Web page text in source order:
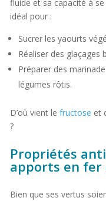
fluide et sa capacité à
idéal pour :
Sucrer les yaourts
Réaliser des glaçages
Préparer des
légumes rôtis.
D’où vient le fructose et
?
Propriétés
apports en
Bien que ses vertus